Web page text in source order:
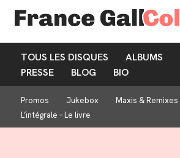
TOUS LES DISQUES ALBUMS
PRESSE
BLOG BIO
Promos Jukebox Maxis & Remixes
L’intégrale – Le livre